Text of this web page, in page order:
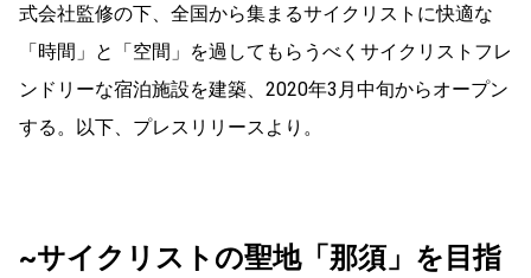
式会社監修の下、全国から集まるサイクリストに快適な
「時間」と「空間」を過してもらうべくサイクリストフレ
ンドリーな宿泊施設を建築、2020年3月中旬からオープン
する。以下、プレスリリースより。
~サイクリストの聖地「那須」を目指